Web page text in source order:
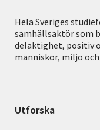
Hela Sveriges
samhällsaktör som
delaktighet, positiv
människor, miljö
Utforska